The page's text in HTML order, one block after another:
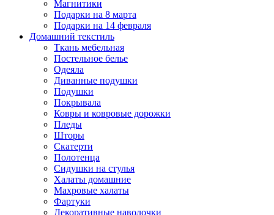
Магнитики
Подарки на 8 марта
Подарки на 14 февраля
Домашний текстиль
Ткань мебельная
Постельное белье
Одеяла
Диванные подушки
Подушки
Покрывала
Ковры и ковровые дорожки
Пледы
Шторы
Скатерти
Полотенца
Сидушки на стулья
Халаты домашние
Махровые халаты
Фартуки
Декоративные наволочки